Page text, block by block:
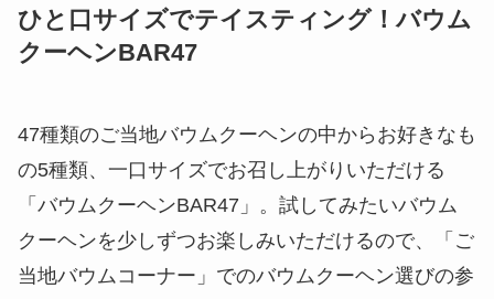
ひと口サイズでテイスティング！バウム
クーヘンBAR47
47種類のご当地バウムクーヘンの中からお好きなも
の5種類、一口サイズでお召し上がりいただける
「バウムクーヘンBAR47」。試してみたいバウム
クーヘンを少しずつお楽しみいただけるので、「ご
当地バウムコーナー」でのバウムクーヘン選びの参